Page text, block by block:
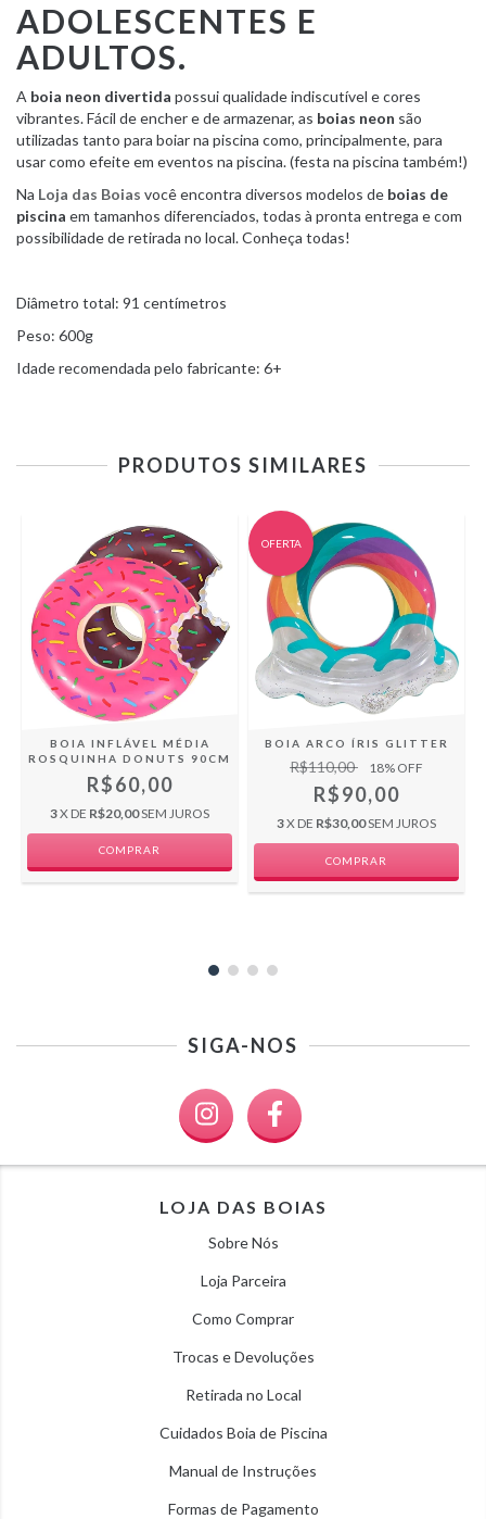
ADOLESCENTES E
ADULTOS.
A boia neon divertida possui qualidade indiscutível e cores
vibrantes. Fácil de encher e de armazenar, as boias neon são
utilizadas tanto para boiar na piscina como, principalmente, para
usar como efeite em eventos na piscina. (festa na piscina também!)
Na Loja das Boias você encontra diversos modelos de boias de
piscina em tamanhos diferenciados, todas à pronta entrega e com
possibilidade de retirada no local. Conheça todas!
Diâmetro total: 91 centímetros
Peso: 600g
Idade recomendada pelo fabricante: 6+
PRODUTOS SIMILARES
BOIA INFLÁVEL MÉDIA
ROSQUINHA DONUTS 90CM
R$60,00
3X DE R$20,00SEM JUROS
COMPRAR
OFERTA
BOIA ARCO ÍRIS GLITTER
R$110,00 18% OFF
R$90,00
3X DE R$30,00SEM JUROS
SIGA-NOS
LOJA DAS BOIAS
Sobre Nós
Loja Parceira
Como Comprar
Trocas e Devoluções
Retirada no Local
Cuidados Boia de Piscina
Manual de Instruções
Formas de Pagamento